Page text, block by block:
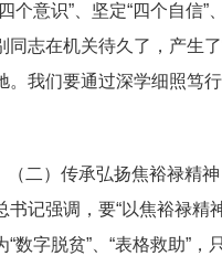
个意识”、坚定“四个自信
同志在机关待久了，产生
。我们要通过深学细照笃
（二）传承弘扬焦裕禄精
书记强调，要“以焦裕禄精
“数字脱贫”、“表格救助”